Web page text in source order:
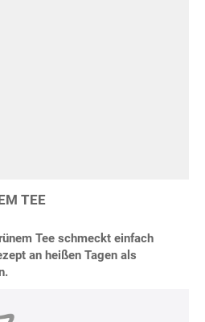
TEE
Tee schmeckt einfach
an heißen Tagen als